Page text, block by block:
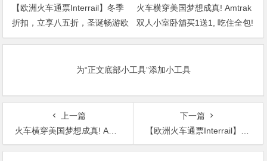
【欧洲火车通票Interrail】冬季
折扣，立享八五折，圣诞畅游欧
洲！
火车横穿美国梦想成真! Amtrak
双人小室卧舖买1送1, 吃住全包!
为“正文底部小工具”添加小工具
上一篇
火车横穿美国梦想成真! Amtrak双人小室卧舖买1送1, 吃住全包!
下一篇
【欧洲火车通票Interrail】冬季折扣，立享八五折，圣诞畅游欧洲！